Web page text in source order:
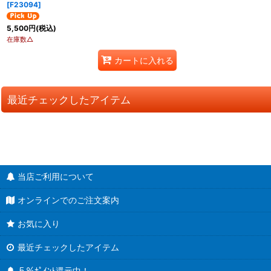
[F23094]
5,500円(税込)
在庫数△
カートに入れる
最近チェックしたアイテム
当店ご利用について
オンラインでのご注文案内
お気に入り
最近チェックしたアイテム